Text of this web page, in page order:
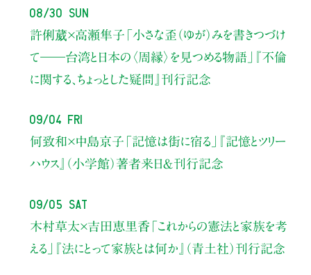
08/30 Sun
許俐葳×高瀬隼子 「小さな歪（ゆが）みを書きつづけ
て――台湾と日本の〈周縁〉を見つめる物語」
『不倫
に関する、ちょっとした疑問』刊行記念
09/04 Fri
何致和×中島京子 「記憶は街に宿る」
『記憶とツリー
ハウス』（小学館）著者来日＆刊行記念
09/05 Sat
木村草太×吉田恵里香 「これからの憲法と家族を考
える」
『法にとって家族とは何か』（青土社）刊行記念